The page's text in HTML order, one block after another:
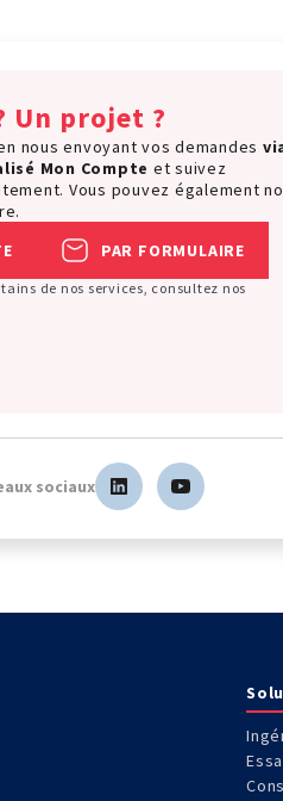
Un projet ?
nous envoyant vos demandes
Mon Compte et suivez
Vous pouvez également
PAR FORMULAIRE
de nos services, consultez nos
sociaux